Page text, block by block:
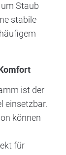
Staub
stabile
ist der
einsetzbar.
können
für